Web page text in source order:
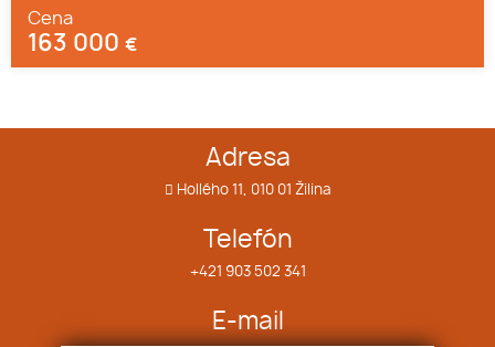
Cena
163 000 €
Adresa
Hollého 11, 010 01 Žilina
Telefón
+421 903 502 341
E-mail